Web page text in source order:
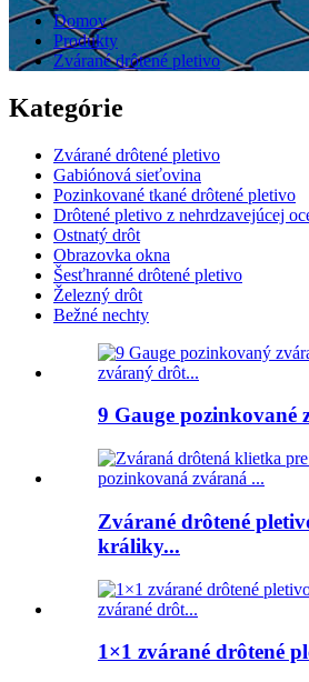
Domov
Produkty
Zvárané drôtené pletivo
Kategórie
Zvárané drôtené pletivo
Gabiónová sieťovina
Pozinkované tkané drôtené pletivo
Drôtené pletivo z nehrdzavejúcej
Ostnatý drôt
Obrazovka okna
Šesťhranné drôtené pletivo
Železný drôt
Bežné nechty
9 Gauge pozinkované
Zvárané drôtené
králiky...
1×1 zvárané drôtené